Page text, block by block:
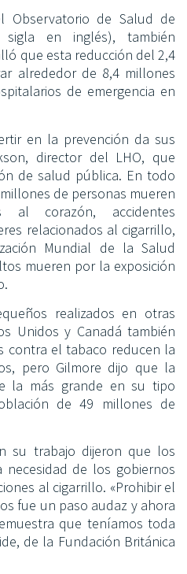
Observatorio de Salud de
en inglés), también
que esta reducción del 2,4
alrededor de 8,4 millones
de emergencia en
en la prevención da sus
director del LHO, que
de salud pública. En todo
de personas mueren
corazón, accidentes
relacionados al cigarrillo,
Mundial de la Salud
mueren por la exposición
realizados en otras
Unidos y Canadá también
contra el tabaco reducen la
pero Gilmore dijo que la
la más grande en su tipo
de 49 millones de
su trabajo dijeron que los
de los gobiernos
al cigarrillo. «Prohibir el
fue un paso audaz y ahora
que teníamos toda
de la Fundación Británica